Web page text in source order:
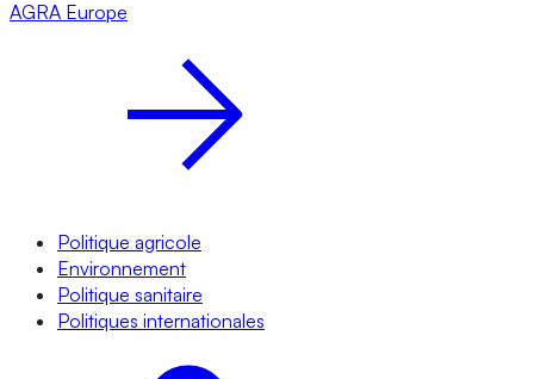
AGRA Europe
Politique agricole
Environnement
Politique sanitaire
Politiques internationales